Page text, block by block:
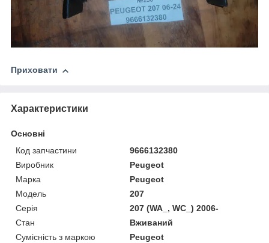
Приховати
Характеристики
Основні
Код запчастини
9666132380
Виробник
Peugeot
Марка
Peugeot
Модель
207
Серія
207 (WA_, WC_) 2006-
Стан
Вживаний
Сумісність з маркою
Peugeot